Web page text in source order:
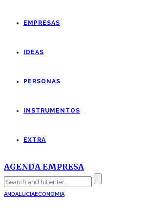
EMPRESAS
IDEAS
PERSONAS
INSTRUMENTOS
EXTRA
AGENDA EMPRESA
ANDALUCIAECONOMIA